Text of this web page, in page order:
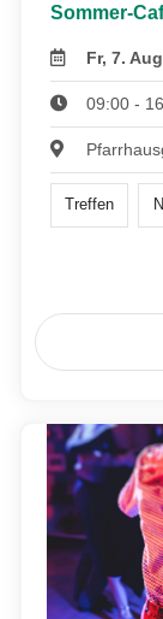
Sommer-
Fr, 7.
09:00 -
Treffen